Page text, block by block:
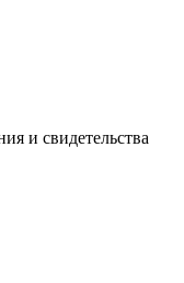
и свидетельства